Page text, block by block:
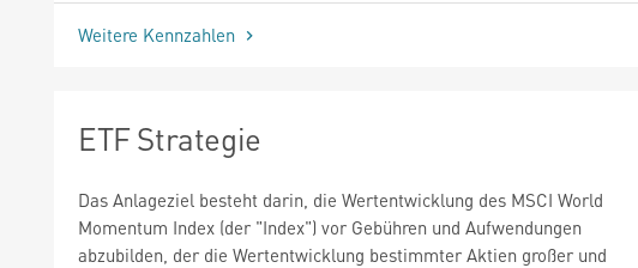
Weitere Kennzahlen
ETF Strategie
Das Anlageziel besteht darin, die Wertentwicklung des MSCI World
Momentum Index (der "Index") vor Gebühren und Aufwendungen
abzubilden, der die Wertentwicklung bestimmter Aktien großer und